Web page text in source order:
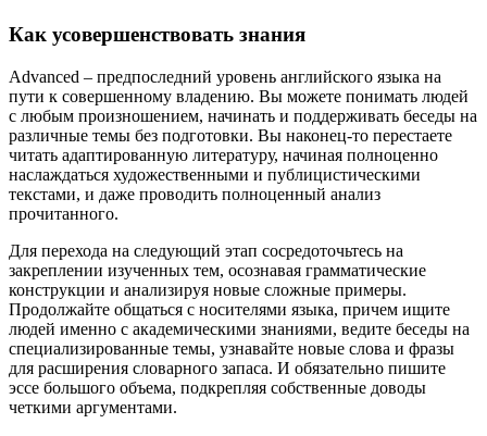
Как усовершенствовать знания
Advanced – предпоследний уровень английского языка на
пути к совершенному владению. Вы можете понимать людей
с любым произношением, начинать и поддерживать беседы на
различные темы без подготовки. Вы наконец-то перестаете
читать адаптированную литературу, начиная полноценно
наслаждаться художественными и публицистическими
текстами, и даже проводить полноценный анализ
прочитанного.
Для перехода на следующий этап сосредоточьтесь на
закреплении изученных тем, осознавая грамматические
конструкции и анализируя новые сложные примеры.
Продолжайте общаться с носителями языка, причем ищите
людей именно с академическими знаниями, ведите беседы на
специализированные темы, узнавайте новые слова и фразы
для расширения словарного запаса. И обязательно пишите
эссе большого объема, подкрепляя собственные доводы
четкими аргументами.